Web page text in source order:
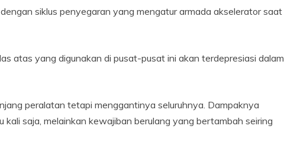
siklus penyegaran yang mengatur armada akselerator saat
atas yang digunakan di pusat-pusat ini akan terdepresiasi dalam
peralatan tetapi menggantinya seluruhnya. Dampaknya
kali saja, melainkan kewajiban berulang yang bertambah seiring